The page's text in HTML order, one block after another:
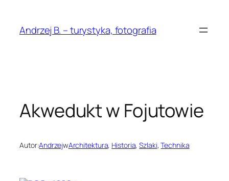
treściAndrzej B. – turystyka, fotografia
Akwedukt w Fojutowie
Autor:AndrzejwArchitektura, Historia, Szlaki, Technika